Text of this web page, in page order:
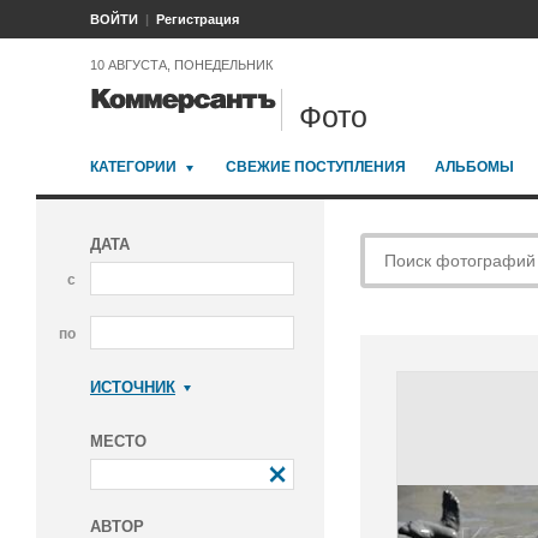
ВОЙТИ Регистрация
10 АВГУСТА, ПОНЕДЕЛЬНИК
Фото
КАТЕГОРИИ СВЕЖИЕ ПОСТУПЛЕНИЯ АЛЬБОМЫ
ДАТА
с
по
ИСТОЧНИК
МЕСТО
АВТОР